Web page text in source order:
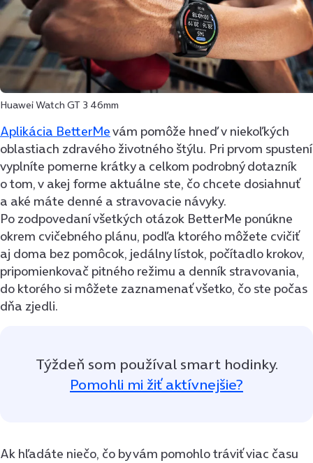
Huawei Watch GT 3 46mm
Aplikácia BetterMevám pomôže hneď v niekoľkých
oblastiach zdravého životného štýlu. Pri prvom spustení
vyplníte pomerne krátky a celkom podrobný dotazník
o tom, v akej forme aktuálne ste, čo chcete dosiahnuť
a aké máte denné a stravovacie návyky.
Po zodpovedaní všetkých otázok BetterMe ponúkne
okrem cvičebného plánu, podľa ktorého môžete cvičiť
aj doma bez pomôcok, jedálny lístok, počítadlo krokov,
pripomienkovač pitného režimu a denník stravovania,
do ktorého si môžete zaznamenať všetko, čo ste počas
dňa zjedli.
Týždeň som používal smart hodinky.
Pomohli mi žiť aktívnejšie?
Ak hľadáte niečo, čo by vám pomohlo tráviť viac času